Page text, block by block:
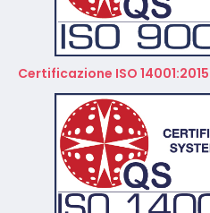
Certificazione ISO 14001:2015